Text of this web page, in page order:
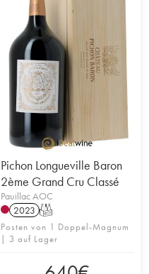
Pichon Longueville Baron
2ème Grand Cru Classé
Pauillac AOC
2023 T
Posten von 1 Doppel-Magnum
| 3 auf Lager